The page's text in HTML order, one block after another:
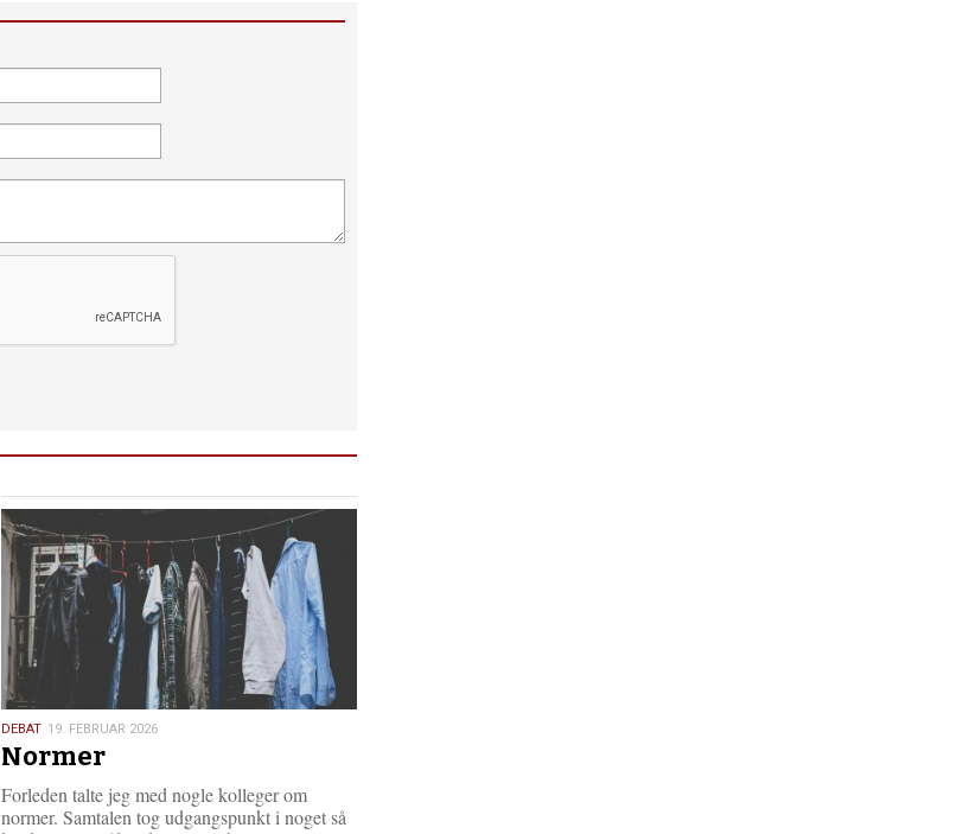
19.
februar
DEBAT 19. FEBRUAR 2026
Normer
Forleden talte jeg med nogle kolleger om
normer. Samtalen tog udgangspunkt i noget så